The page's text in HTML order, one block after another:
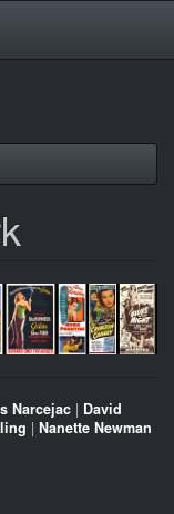
Narcejac | David
| Nanette Newman